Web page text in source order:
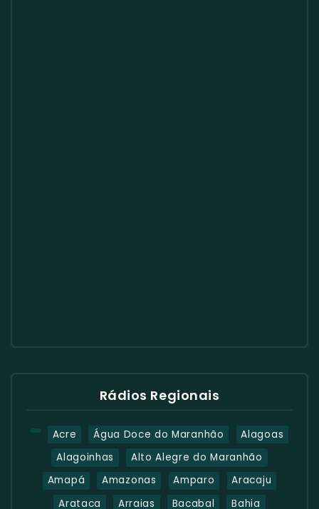
Rádios Regionais
Acre Água Doce do Maranhão
Alagoas
Alagoinhas
Alto Alegre do Maranhão
Amapá
Amazonas Amparo
Aracaju
Arataca
Arraias Bacabal Bahia